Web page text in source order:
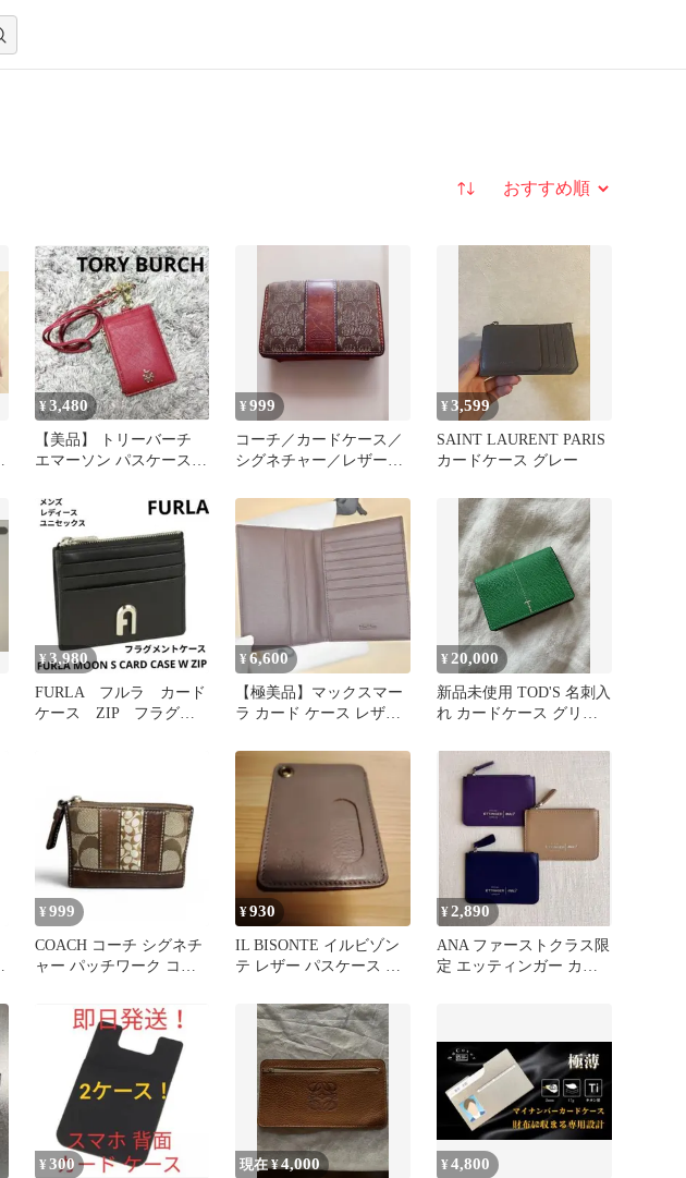
並び替え
¥3,480
【美品】 トリーバーチ
エマーソン パスケース
ース
¥999
コーチ／カードケース／
シグネチャー／レザー／
¥3,599
SAINT LAURENT PARIS
カードケース グレー
¥3,980
FURLA フルラ カード
ケース ZIP フラグメ
¥6,600
​【極美品】マックスマー
ラ カード ケース レザー
き
¥ 20,000
新品未使用 TOD'S 名刺入
れ カードケース グリー
¥ 999
COACH コーチ シグネチ
ャー パッチワーク コイ
¥930
IL BISONTE イルビゾン
テ レザー パスケース 定
¥2,890
ANA ファーストクラス限
定 エッティンガー カー
¥ 300 現在 ¥4,000 ¥4,800